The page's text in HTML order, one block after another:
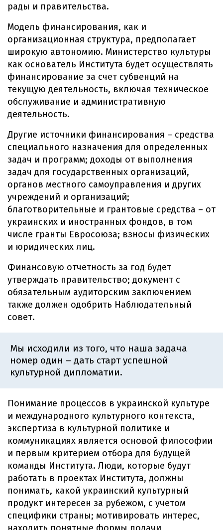
рады и правительства.
Модель финансирования, как и
организационная структура, предполагает
широкую автономию. Министерство культуры
как основатель Института будет осуществлять
финансирование за счет субвенций на
текущую деятельность, включая техническое
обслуживание и административную
деятельность.
Другие источники финансирования – средства
специального назначения для определенных
задач и программ; доходы от выполнения
задач для государственных организаций,
органов местного самоуправления и других
учреждений и организаций;
благотворительные и грантовые средства – от
украинских и иностранных фондов, в том
числе гранты Евросоюза; взносы физических
и юридических лиц.
Финансовую отчетность за год будет
утверждать правительство; документ с
обязательным аудиторским заключением
также должен одобрить Наблюдательный
совет.
Мы исходили из того, что наша задача
номер один – дать старт успешной
культурной дипломатии.
Понимание процессов в украинской культуре
и международного культурного контекста,
экспертиза в культурной политике и
коммуникациях является основой философии
и первым критерием отбора для будущей
команды Института. Люди, которые будут
работать в проектах Института, должны
понимать, какой украинский культурный
продукт интересен за рубежом, с учетом
специфики страны; мотивировать интерес,